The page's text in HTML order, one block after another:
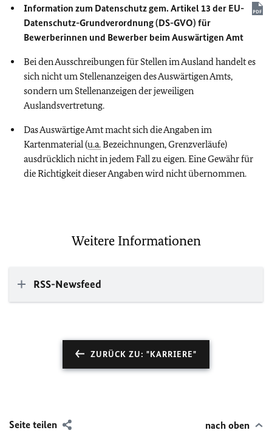
Information zum Datenschutz gem. Artikel 13 der EU-
Datenschutz-Grundverordnung (DS-GVO) für
Bewerberinnen und Bewerber beim Auswärtigen Amt
Bei den Ausschreibungen für Stellen im Ausland handelt es
sich nicht um Stellenanzeigen des Auswärtigen Amts,
sondern um Stellenanzeigen der jeweiligen
Auslandsvertretung.
Das Auswärtige Amt macht sich die Angaben im
Kartenmaterial (u.a.Bezeichnungen, Grenzverläufe)
ausdrücklich nicht in jedem Fall zu eigen. Eine Gewähr für
die Richtigkeit dieser Angaben wird nicht übernommen.
Weitere Informationen
RSS-Newsfeed
ZURÜCK ZU: "KARRIERE"
Seite teilen nach oben